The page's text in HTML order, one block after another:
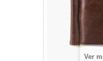
Ver